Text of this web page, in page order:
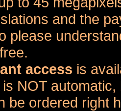
and the
please
access is
NOT
be ordered right